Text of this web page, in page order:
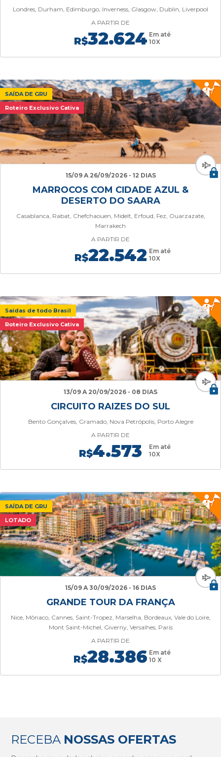
Londres, Durham, Edimburgo, Inverness, Glasgow, Dublin, Liverpool
A PARTIR DE
R$32.624 Em até
10X
SAÍDA DE GRU
Roteiro Exclusivo Cativa
15/09 A 26/09/2026 - 12 DIAS
MARROCOS COM CIDADE AZUL &
DESERTO DO SAARA
Casablanca, Rabat, Chefchaouen, Midelt, Erfoud, Fez, Ouarzazate,
Marrakech
A PARTIR DE
R$22.542 Em até
10X
Saídas de todo Brasil
Roteiro Exclusivo Cativa
13/09 A 20/09/2026 - 08 DIAS
CIRCUITO RAIZES DO SUL
Bento Gonçalves, Gramado, Nova Petrópolis, Porto Alegre
A PARTIR DE
R$4.573
Em até
10X
SAÍDA DE GRU
LOTADO
15/09 A 30/09/2026 - 16 DIAS
GRANDE TOUR DA FRANÇA
Nice, Mônaco, Cannes, Saint-Tropez, Marselha, Bordeaux, Vale do Loire,
Mont Saint-Michel, Giverny, Versalhes, Paris
A PARTIR DE
R$28.386 Em até
10 X
RECEBA NOSSAS OFERTAS